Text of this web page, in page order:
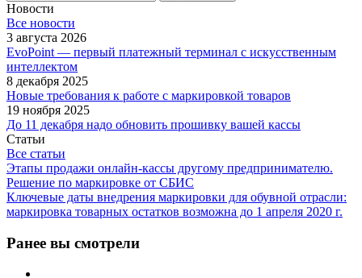
Новости
Все новости
3 августа 2026
EvoPoint — первый платежный терминал с искусственным
интеллектом
8 декабря 2025
Новые требования к работе с маркировкой товаров
19 ноября 2025
До 11 декабря надо обновить прошивку вашей кассы
Статьи
Все статьи
Этапы продажи онлайн-кассы другому предпринимателю.
Решение по маркировке от СБИС
Ключевые даты внедрения маркировки для обувной отрасли:
маркировка товарных остатков возможна до 1 апреля 2020 г.
Ранее вы смотрели